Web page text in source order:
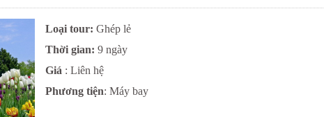
Loại tour: Ghép lẻ
Thời gian: 9 ngày
Giá : Liên hệ
Phương tiện: Máy bay